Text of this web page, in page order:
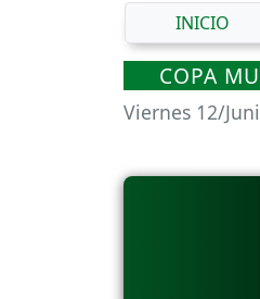
INICIO
COPA
Viernes 12/